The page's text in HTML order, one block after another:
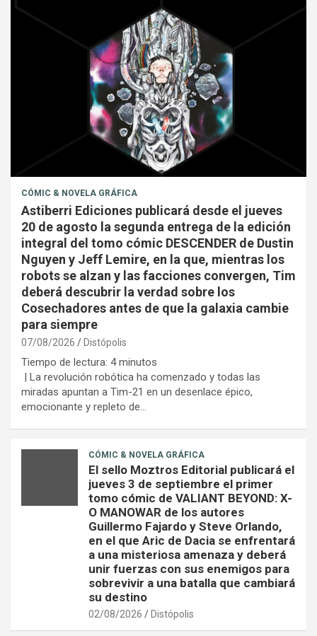
CÓMIC & NOVELA GRÁFICA
Astiberri Ediciones publicará desde el jueves
20 de agosto la segunda entrega de la edición
integral del tomo cómic DESCENDER de Dustin
Nguyen y Jeff Lemire, en la que, mientras los
robots se alzan y las facciones convergen, Tim
deberá descubrir la verdad sobre los
Cosechadores antes de que la galaxia cambie
para siempre
07/08/2026 Distópolis
Tiempo de lectura: 4 minutos
| La revolución robótica ha comenzado y todas las
miradas apuntan a Tim-21 en un desenlace épico,
emocionante y repleto de…
CÓMIC & NOVELA GRÁFICA
El sello Moztros Editorial publicará el
jueves 3 de septiembre el primer
tomo cómic de VALIANT BEYOND: X-
O MANOWAR de los autores
Guillermo Fajardo y Steve Orlando,
en el que Aric de Dacia se enfrentará
a una misteriosa amenaza y deberá
unir fuerzas con sus enemigos para
sobrevivir a una batalla que cambiará
su destino
02/08/2026 Distópolis